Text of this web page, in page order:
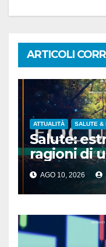
ARTICOLI
ATTUALITÀ SALUTE &
Salute:
ragioni di
AGO 10, 2026